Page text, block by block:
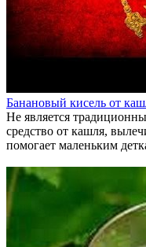
Банановый кисель от
Не является
средство от кашля,
помогает маленьким